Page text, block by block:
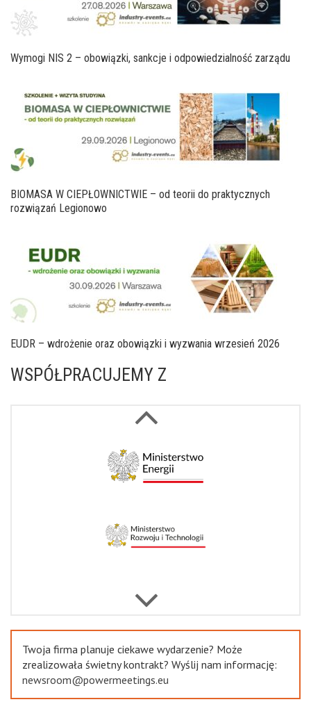
Wymogi NIS 2 – obowiązki, sankcje i odpowiedzialność zarządu
BIOMASA W CIEPŁOWNICTWIE – od teorii do praktycznych
rozwiązań Legionowo
EUDR – wdrożenie oraz obowiązki i wyzwania wrzesień 2026
WSPÓŁPRACUJEMY Z
Twoja firma planuje ciekawe wydarzenie? Może
zrealizowała świetny kontrakt? Wyślij nam informację:
newsroom@powermeetings.eu